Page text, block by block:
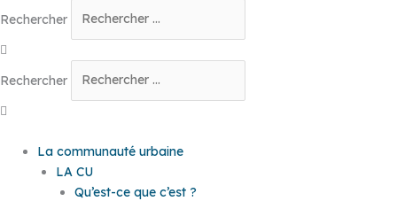
Rechercher
Rechercher
La communauté urbaine
LA CU
Qu’est-ce que c’est ?